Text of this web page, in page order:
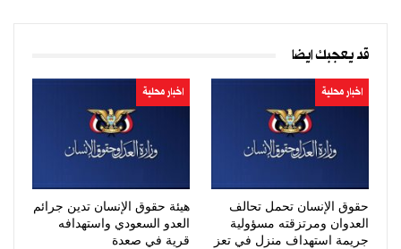
قد يعجبك ايضا
اخبار محلية
حقوق الإنسان تحمل تحالف
العدوان ومرتزقته مسؤولية
جريمة استهداف منزل في تعز
اخبار محلية
هيئة حقوق الإنسان تدين جرائم
العدو السعودي واستهدافه
قرية في صعدة